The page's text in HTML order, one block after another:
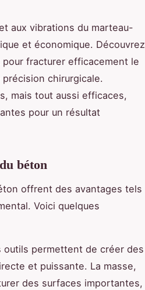
aux vibrations du marteau-
et économique. Découvrez
fracturer efficacement le
chirurgicale.
mais tout aussi efficaces,
pour un résultat
béton
offrent des avantages tels
Voici quelques
outils permettent de créer des
et puissante. La masse,
des surfaces importantes,